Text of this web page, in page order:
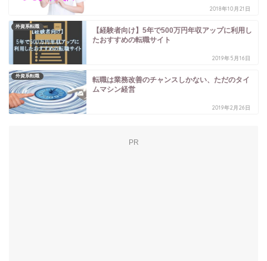
2018年10月21日
外資系転職
【経験者向け】5年で500万円年収アップに利用し
たおすすめの転職サイト
2019年5月16日
外資系転職
転職は業務改善のチャンスしかない、ただのタイ
ムマシン経営
2019年2月26日
PR